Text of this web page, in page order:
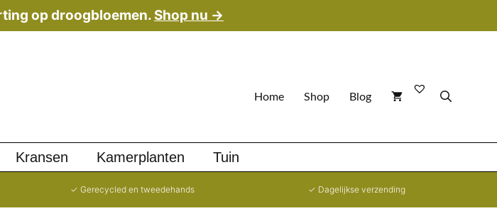
op droogbloemen. Shop nu →
Home Shop Blog
Kransen Kamerplanten Tuin
✓ Gerecycled en tweedehands ✓ Dagelijkse verzending